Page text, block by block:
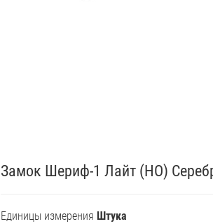
Замок Шериф-1 Лайт (НО)
Единицы измерения Штука